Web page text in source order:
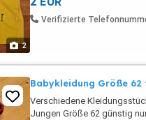
2
Verifizierte
Babykleidung Größe 62
Verschiedene
Jungen Größe 62 günstig